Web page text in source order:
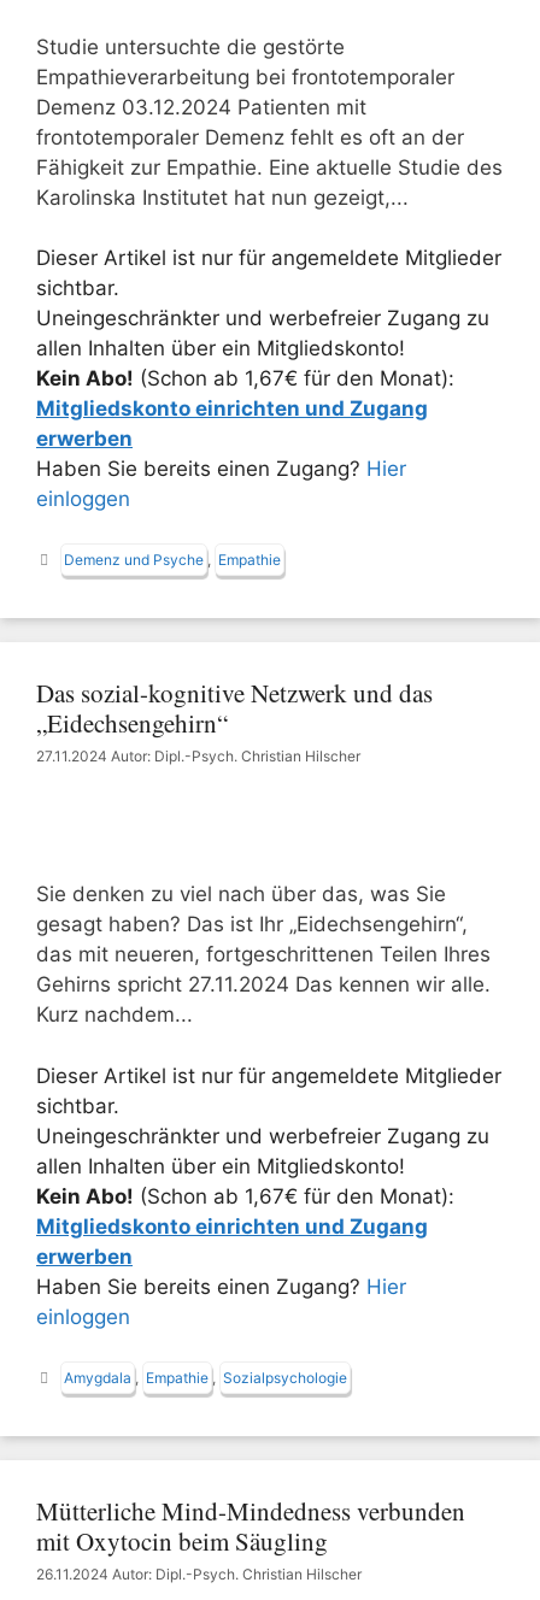
Studie untersuchte die gestörte
Empathieverarbeitung bei frontotemporaler
Demenz 03.12.2024 Patienten mit
frontotemporaler Demenz fehlt es oft an der
Fähigkeit zur Empathie. Eine aktuelle Studie des
Karolinska Institutet hat nun gezeigt,...
Dieser Artikel ist nur für angemeldete Mitglieder
sichtbar.
Uneingeschränkter und werbefreier Zugang zu
allen Inhalten über ein Mitgliedskonto!
Kein Abo! (Schon ab 1,67€ für den Monat):
Mitgliedskonto einrichten und Zugang
erwerben
Haben Sie bereits einen Zugang? Hier
einloggen
Schlagwörter
Demenz und Psyche , Empathie
Das sozial-kognitive Netzwerk und das
„Eidechsengehirn“
27.11.2024 Autor: Dipl.-Psych. Christian Hilscher
Sie denken zu viel nach über das, was Sie
gesagt haben? Das ist Ihr „Eidechsengehirn“,
das mit neueren, fortgeschrittenen Teilen Ihres
Gehirns spricht 27.11.2024 Das kennen wir alle.
Kurz nachdem...
Dieser Artikel ist nur für angemeldete Mitglieder
sichtbar.
Uneingeschränkter und werbefreier Zugang zu
allen Inhalten über ein Mitgliedskonto!
Kein Abo! (Schon ab 1,67€ für den Monat):
Mitgliedskonto einrichten und Zugang
erwerben
Haben Sie bereits einen Zugang? Hier
einloggen
Schlagwörter
Amygdala Empathie Sozialpsychologie
Mütterliche Mind-Mindedness verbunden
mit Oxytocin beim Säugling
26.11.2024 Autor: Dipl.-Psych. Christian Hilscher